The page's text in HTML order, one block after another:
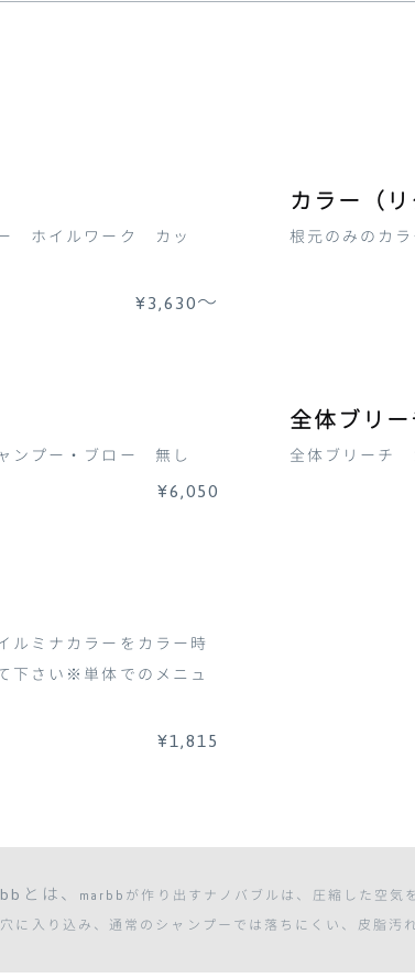
ホイルワーク カッ
¥3,630〜
カラー（リ
根元のみのカ
ンプー・ブロー 無し
¥6,050
全体ブリー
全体ブリーチ
ミナカラーをカラー時
下さい※単体でのメニュ
¥1,815
とは、
marbbが作り出すナノバブルは、圧縮した空気
入り込み、通常のシャンプーでは落ちにくい、皮脂汚